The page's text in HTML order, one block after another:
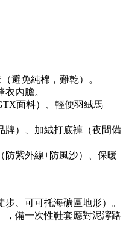
避免純棉，難乾）。
內膽。
面料）、輕便羽絨馬
牌）、加絨打底褲（夜間備
防紫外線+防風沙）、保暖
、可可托海礦區地形）。
，備一次性鞋套應對泥濘路